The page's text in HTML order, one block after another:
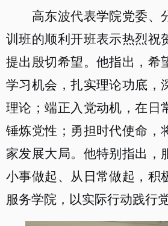
高东波代表学院党委、
训班的顺利开班表示热烈祝
提出殷切希望 。他指出， 希
学习机会，扎实理论功底，
理论；端正入党动机，在日
锤炼党性；勇担时代使命，
家发展大局。他特别指出，
小事做起、从日常做起，积
服务学院，以实际行动践行